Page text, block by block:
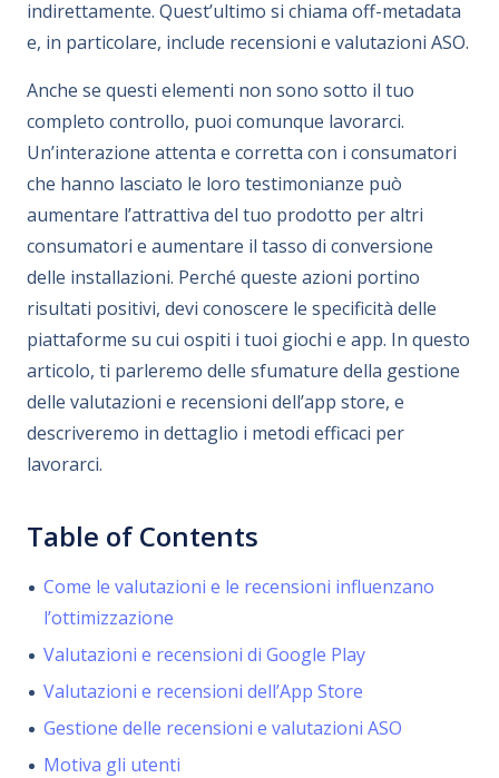
indirettamente. Quest’ultimo si chiama off-metadata
e, in particolare, include recensioni e valutazioni ASO.
Anche se questi elementi non sono sotto il tuo
completo controllo, puoi comunque lavorarci.
Un’interazione attenta e corretta con i consumatori
che hanno lasciato le loro testimonianze può
aumentare l’attrattiva del tuo prodotto per altri
consumatori e aumentare il tasso di conversione
delle installazioni. Perché queste azioni portino
risultati positivi, devi conoscere le specificità delle
piattaforme su cui ospiti i tuoi giochi e app. In questo
articolo, ti parleremo delle sfumature della gestione
delle valutazioni e recensioni dell’app store, e
descriveremo in dettaglio i metodi efficaci per
lavorarci.
Table of Contents
Come le valutazioni e le recensioni influenzano
l’ottimizzazione
Valutazioni e recensioni di Google Play
Valutazioni e recensioni dell’App Store
Gestione delle recensioni e valutazioni ASO
Motiva gli utenti